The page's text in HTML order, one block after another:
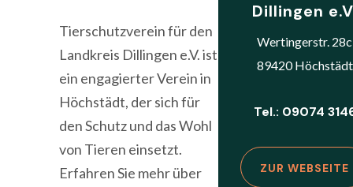
Tierschutzverein für den
Landkreis Dillingen e.V. ist
ein engagierter Verein in
Höchstädt, der sich für
den Schutz und das Wohl
von Tieren einsetzt.
Erfahren Sie mehr über
Dillingen
Wertingerstr. 28c
89420 Höchstädt
Tel.: 09074
ZUR WEBSEITE